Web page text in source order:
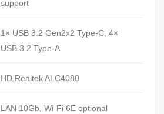
support
1× USB 3.2 Gen2x2 Type-C, 4×
USB 3.2 Type-A
HD Realtek ALC4080
LAN 10Gb, Wi-Fi 6E optional